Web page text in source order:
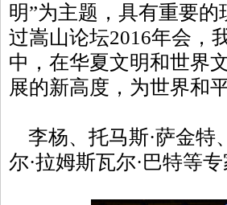
明”为主题，具有重要
过嵩山论坛2016年会，
中，在华夏文明和世界
展的新高度，为世界和
李杨、托马斯·萨金特
尔·拉姆斯瓦尔·巴特等